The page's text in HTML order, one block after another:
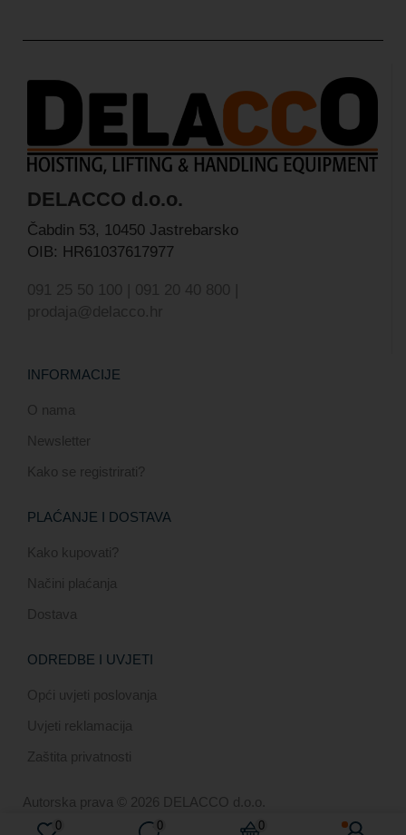
DELACCO d.o.o.
Čabdin 53, 10450 Jastrebarsko
OIB: HR61037617977
INFORMACIJE
O nama
Newsletter
Kako se registrirati?
PLAĆANJE I DOSTAVA
Kako kupovati?
Načini plaćanja
Dostava
ODREDBE I UVJETI
Opći uvjeti poslovanja
Uvjeti reklamacija
Zaštita privatnosti
Autorska prava © 2026 DELACCO d.o.o.
0 0 0